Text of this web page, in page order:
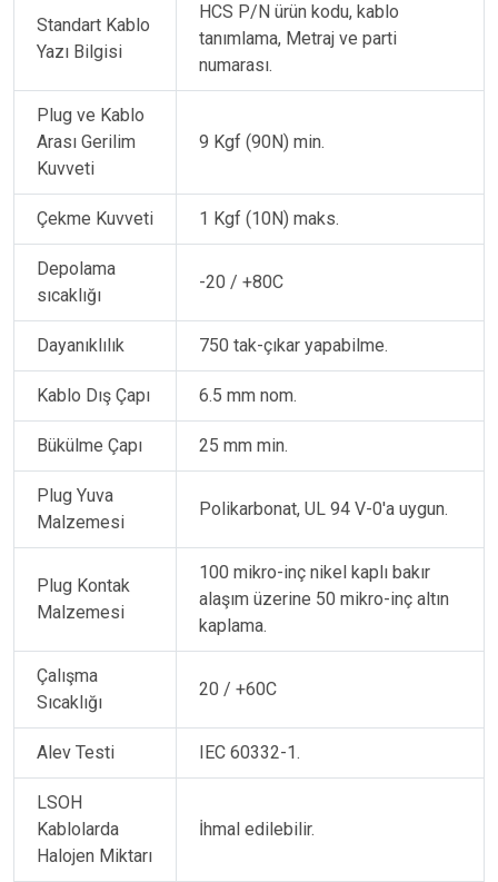
Standart Kablo
Yazı Bilgisi
HCS P/N ürün kodu, kablo
tanımlama, Metraj ve parti
numarası.
Plug ve Kablo
Arası Gerilim
Kuvveti
9 Kgf (90N) min.
Çekme Kuvveti 1 Kgf (10N) maks.
Depolama
sıcaklığı
-20 / +80C
Dayanıklılık 750 tak-çıkar yapabilme.
Kablo Dış Çapı 6.5 mm nom.
Bükülme Çapı 25 mm min.
Plug Yuva
Malzemesi
Polikarbonat, UL 94 V-0'a uygun.
Plug Kontak
Malzemesi
100 mikro-inç nikel kaplı bakır
alaşım üzerine 50 mikro-inç altın
kaplama.
Çalışma
Sıcaklığı
20 / +60C
Alev Testi IEC 60332-1.
LSOH
Kablolarda
Halojen Miktarı
İhmal edilebilir.